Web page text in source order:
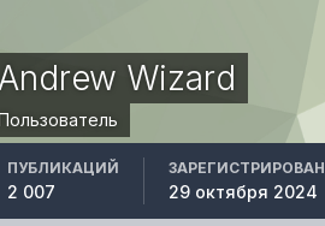
Wizard
ПУБЛИКАЦИЙ
2 007
ЗАРЕГИСТРИРОВАН
29 октября 2024